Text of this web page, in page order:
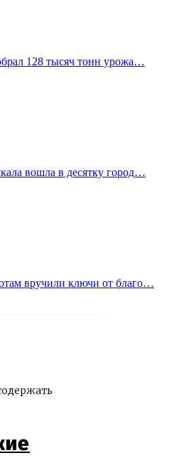
128 тысяч тонн урожа…
вошла в десятку город…
вручили ключи от благо…